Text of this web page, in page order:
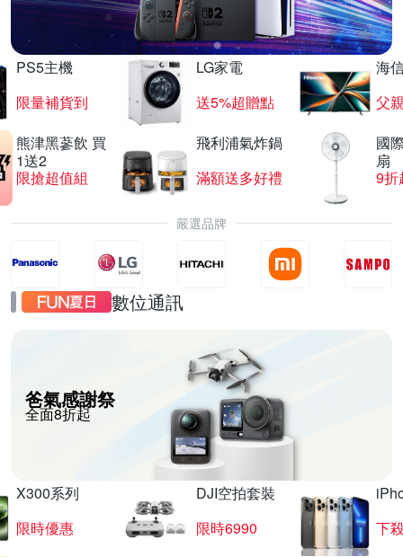
PS5主機
限量補貨到
LG家電
送5%超贈點
海
父
熊津黑蔘飲 買
1送2
限搶超值組
飛利浦氣炸鍋
滿額送多好禮
國
扇
9折
嚴選品牌
數位通訊
爸氣感謝祭
全面8折起
X300系列
限時優惠
DJI空拍套裝
限時6990
下